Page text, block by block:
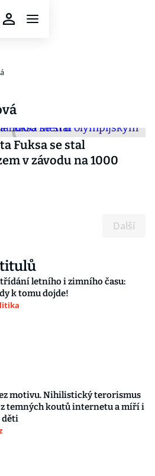
Fuksa se stal
v závodu na 1000
Další
titulů
letního i zimního času:
k tomu dojde!
motivu. Nihilistický terorismus
temných koutů internetu a míří i
děti